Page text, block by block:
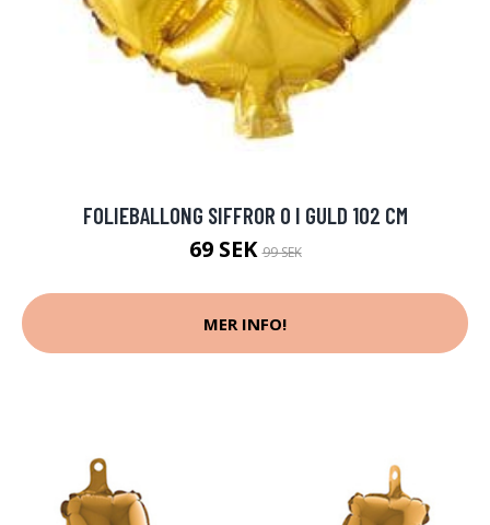
FOLIEBALLONG SIFFROR 0 I GULD 102 CM
69 SEK99 SEK
MER INFO!